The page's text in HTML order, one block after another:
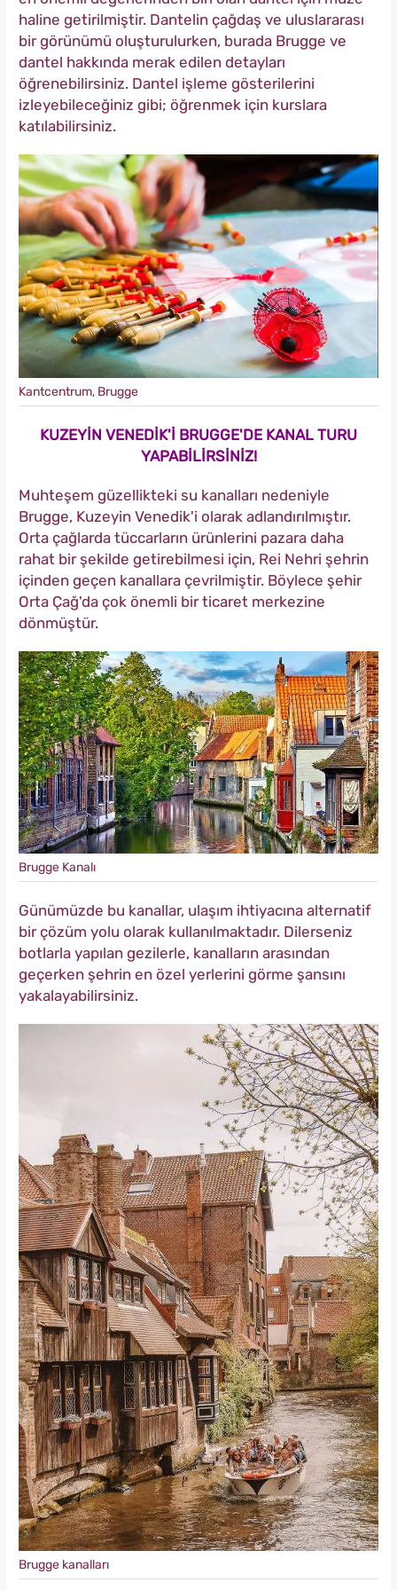
haline getirilmiştir. Dantelin çağdaş ve uluslararası
bir görünümü oluşturulurken, burada Brugge ve
dantel hakkında merak edilen detayları
öğrenebilirsiniz. Dantel işleme gösterilerini
izleyebileceğiniz gibi; öğrenmek için kurslara
katılabilirsiniz.
Kantcentrum, Brugge
KUZEYİN VENEDİK'İ BRUGGE'DE KANAL TURU
YAPABİLİRSİNİZ!
Muhteşem güzellikteki su kanalları nedeniyle
Brugge, Kuzeyin Venedik'i olarak adlandırılmıştır.
Orta çağlarda tüccarların ürünlerini pazara daha
rahat bir şekilde getirebilmesi için, Rei Nehri şehrin
içinden geçen kanallara çevrilmiştir. Böylece şehir
Orta Çağ'da çok önemli bir ticaret merkezine
dönmüştür.
Brugge Kanalı
Günümüzde bu kanallar, ulaşım ihtiyacına alternatif
bir çözüm yolu olarak kullanılmaktadır. Dilerseniz
botlarla yapılan gezilerle, kanalların arasından
geçerken şehrin en özel yerlerini görme şansını
yakalayabilirsiniz.
Brugge kanalları